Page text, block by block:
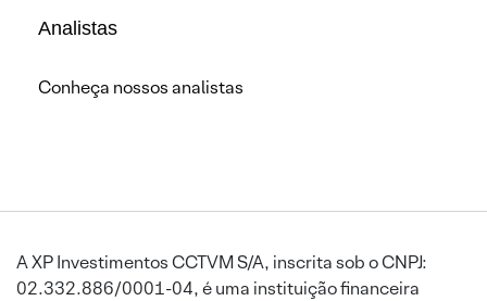
Analistas
Conheça nossos analistas
A XP Investimentos CCTVM S/A, inscrita sob o CNPJ:
02.332.886/0001-04, é uma instituição financeira